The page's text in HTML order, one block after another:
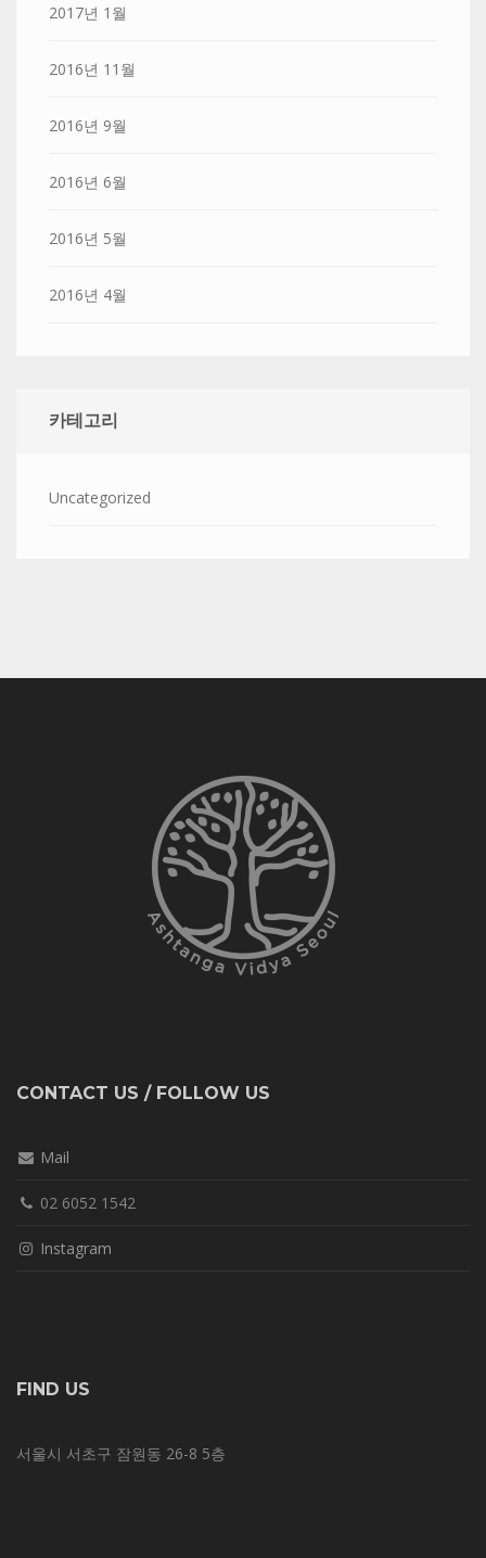
2017년 1월
2016년 11월
2016년 9월
2016년 6월
2016년 5월
2016년 4월
카테고리
Uncategorized
CONTACT US / FOLLOW US
Mail
02 6052 1542
Instagram
FIND US
서울시 서초구 잠원동 26-8 5층